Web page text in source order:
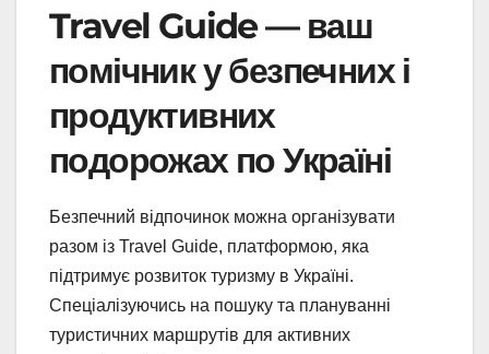
Travel Guide — ваш
помічник у безпечних і
продуктивних
подорожах по Україні
Безпечний відпочинок можна організувати
разом із Travel Guide, платформою, яка
підтримує розвиток туризму в Україні.
Спеціалізуючись на пошуку та плануванні
туристичних маршрутів для активних